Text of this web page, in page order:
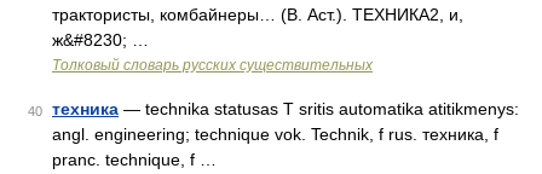
трактористы, комбайнеры… (В. Аст.). ТЕХНИКА2, и,
ж&#8230; …
Толковый словарь русских существительных
40 техника — technika statusas T sritis automatika atitikmenys:
angl. engineering; technique vok. Technik, f rus. техника, f
pranc. technique, f …